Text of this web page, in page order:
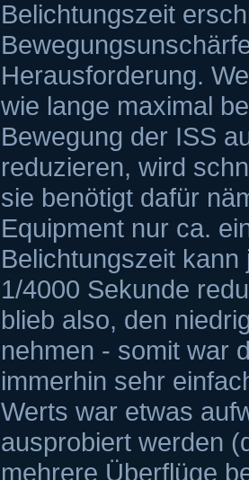
Belichtungszeit
Herausforderung.
wie lange maximal
Bewegung der ISS
reduzieren, wird
sie benötigt dafür
Equipment nur ca.
Belichtungszeit
1/4000 Sekunde
blieb also, den
nehmen - somit war
immerhin sehr
Werts war etwas
ausprobiert werden
mehrere Überflüge